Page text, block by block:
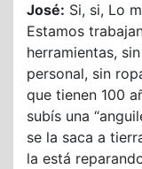
José: Si, si, Lo
Estamos
herramientas,
personal, sin
que tienen 100
subís una
se la saca a
la está